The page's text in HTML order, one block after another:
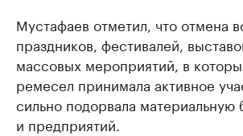
Мустафаев отметил, что отмена
праздников, фестивалей,
массовых мероприятий, в
ремесел принимала активное
сильно подорвала материальную
и предприятий.